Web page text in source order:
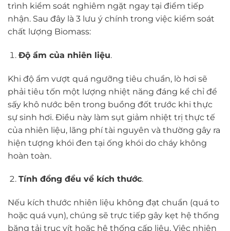
trình kiểm soát nghiêm ngặt ngay tại điểm tiếp
nhận. Sau đây là 3 lưu ý chính trong việc kiểm soát
chất lượng Biomass:
Độ ẩm của nhiên liệu.
Khi độ ẩm vượt quá ngưỡng tiêu chuẩn, lò hơi sẽ
phải tiêu tốn một lượng nhiệt năng đáng kể chỉ để
sấy khô nước bên trong buồng đốt trước khi thực
sự sinh hơi. Điều này làm sụt giảm nhiệt trị thực tế
của nhiên liệu, lãng phí tài nguyên và thường gây ra
hiện tượng khói đen tại ống khói do cháy không
hoàn toàn.
Tính đồng đều về kích thước.
Nếu kích thước nhiên liệu không đạt chuẩn (quá to
hoặc quá vụn), chúng sẽ trực tiếp gây kẹt hệ thống
băng tải trục vít hoặc hệ thống cấp liệu. Việc nhiên